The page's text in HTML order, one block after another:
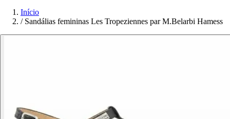
Início
/ Sandálias femininas Les Tropeziennes par M.Belarbi Hamess